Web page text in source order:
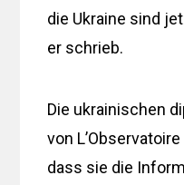
die Ukraine sind
er schrieb.
Die ukrainischen
von
dass sie die